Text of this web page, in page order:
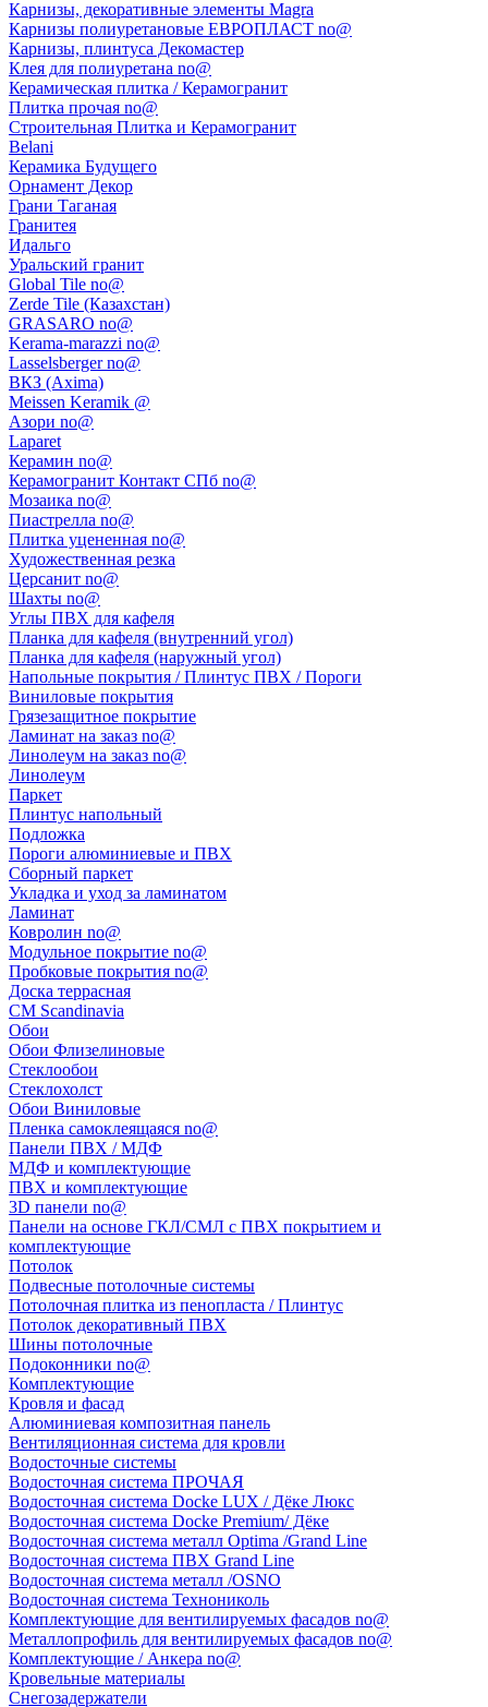
Карнизы, декоративные элементы Magra
Карнизы полиуретановые ЕВРОПЛАСТ no@
Карнизы, плинтуса Декомастер
Клея для полиуретана no@
Керамическая плитка / Керамогранит
Плитка прочая no@
Строительная Плитка и Керамогранит
Belani
Керамика Будущего
Орнамент Декор
Грани Таганая
Гранитея
Идальго
Уральский гранит
Global Tile no@
Zerde Tile (Казахстан)
GRASARO no@
Kerama-marazzi no@
Lasselsberger no@
ВКЗ (Axima)
Meissen Keramik @
Азори no@
Laparet
Керамин no@
Керамогранит Контакт СПб no@
Мозаика no@
Пиастрелла no@
Плитка уцененная no@
Художественная резка
Церсанит no@
Шахты no@
Углы ПВХ для кафеля
Планка для кафеля (внутренний угол)
Планка для кафеля (наружный угол)
Напольные покрытия / Плинтус ПВХ / Пороги
Виниловые покрытия
Грязезащитное покрытие
Ламинат на заказ no@
Линолеум на заказ no@
Линолеум
Паркет
Плинтус напольный
Подложка
Пороги алюминиевые и ПВХ
Сборный паркет
Укладка и уход за ламинатом
Ламинат
Ковролин no@
Модульное покрытие no@
Пробковые покрытия no@
Доска террасная
CM Scandinavia
Обои
Обои Флизелиновые
Стеклообои
Стеклохолст
Обои Виниловые
Пленка самоклеящаяся no@
Панели ПВХ / МДФ
МДФ и комплектующие
ПВХ и комплектующие
3D панели no@
Панели на основе ГКЛ/СМЛ с ПВХ покрытием и
комплектующие
Потолок
Подвесные потолочные системы
Потолочная плитка из пенопласта / Плинтус
Потолок декоративный ПВХ
Шины потолочные
Подоконники no@
Комплектующие
Кровля и фасад
Алюминиевая композитная панель
Вентиляционная система для кровли
Водосточные системы
Водосточная система ПРОЧАЯ
Водосточная система Docke LUX / Дёке Люкс
Водосточная система Docke Premium/ Дёке
Водосточная система металл Optima /Grand Line
Водосточная система ПВХ Grand Line
Водосточная система металл /OSNO
Водосточная система Технониколь
Комплектующие для вентилируемых фасадов no@
Металлопрофиль для вентилируемых фасадов no@
Комплектующие / Анкера no@
Кровельные материалы
Снегозадержатели